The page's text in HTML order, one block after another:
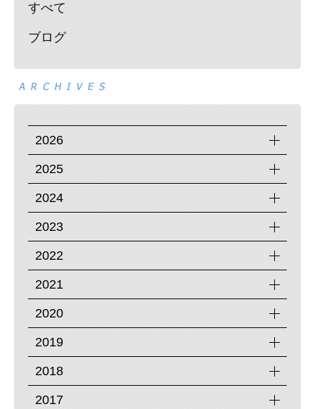
すべて
ブログ
2026
2025
2024
2023
2022
2021
2020
2019
2018
2017